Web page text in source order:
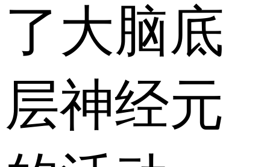
了大脑底
层神经元